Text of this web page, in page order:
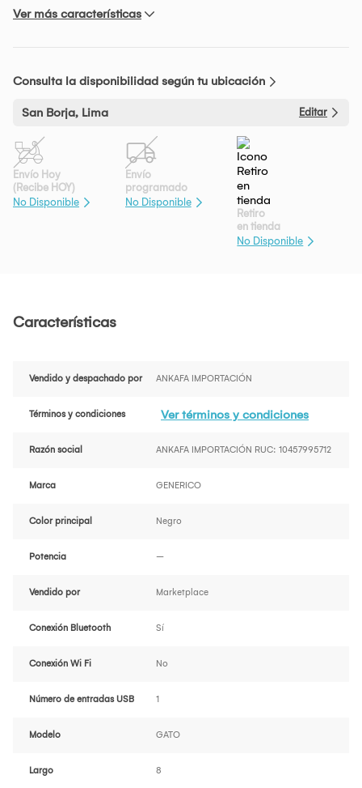
Ver más características
Consulta la disponibilidad según tu ubicación
San Borja, Lima Editar
Envío Hoy
(Recibe HOY)
No Disponible
Envío
programado
No Disponible
Retiro
en tienda
No Disponible
Características
Vendido y despachado por ANKAFA IMPORTACIÓN
Términos y condiciones Ver términos y condiciones
Razón social ANKAFA IMPORTACIÓN RUC: 10457995712
Marca GENERICO
Color principal Negro
Potencia --
Vendido por Marketplace
Conexión Bluetooth Sí
Conexión Wi Fi No
Número de entradas USB 1
Modelo GATO
Largo 8